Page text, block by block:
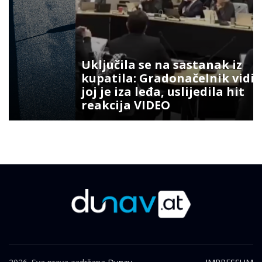
Uključila se na sastanak iz
kupatila: Gradonačelnik vidio šta
joj je iza leđa, uslijedila hit
reakcija VIDEO